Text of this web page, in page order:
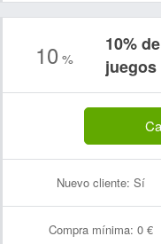
10 %
10%
Nuevo cliente: Sí
Compra mínima: 0 €